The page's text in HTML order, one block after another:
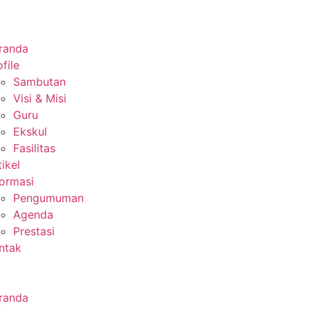
Sambutan
Visi & Misi
Guru
Ekskul
Fasilitas
Pengumuman
Agenda
Prestasi